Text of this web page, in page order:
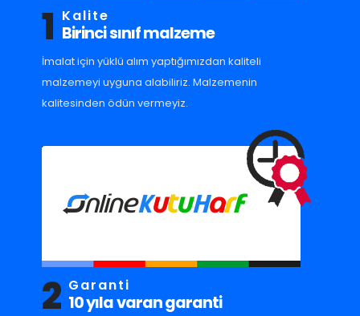
1 Kalite
Birinci sınıf malzeme
İmalat için yüklü alım yaptığımızdan kaliteli
malzemeyi uyguna alabiliriz. Malzemenin
kalitesinden ödün vermeyiz.
2 Garanti
10 yıla varan garanti